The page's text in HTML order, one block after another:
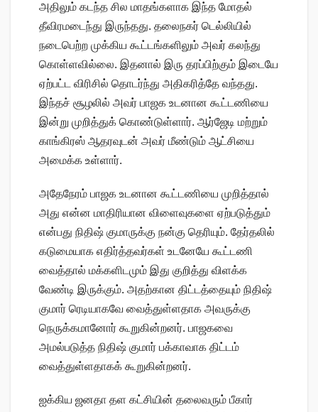
அதிலும் கடந்த சில மாதங்களாக இந்த மோதல்
தீவிரமடைந்து இருந்தது. தலைநகர் டெல்லியில்
நடைபெற்ற முக்கிய கூட்டங்களிலும் அவர் கலந்து
கொள்ளவில்லை. இதனால் இரு தரப்பிற்கும் இடையே
ஏற்பட்ட விரிசில் தொடர்ந்து அதிகரித்தே வந்தது.
இந்தச் சூழலில் அவர் பாஜக உடனான கூட்டணியை
இன்று முறித்துக் கொண்டுள்ளார். ஆர்ஜேடி மற்றும்
காங்கிரஸ் ஆதரவுடன் அவர் மீண்டும் ஆட்சியை
அமைக்க உள்ளார்.
அதேநேரம் பாஜக உடனான கூட்டணியை முறித்தால்
அது என்ன மாதிரியான விளைவுகளை ஏற்படுத்தும்
என்பது நிதிஷ் குமாருக்கு நன்கு தெரியும். தேர்தலில்
கடுமையாக எதிர்த்தவர்கள் உடனேயே கூட்டணி
வைத்தால் மக்களிடமும் இது குறித்து விளக்க
வேண்டி இருக்கும். அதற்கான திட்டத்தையும் நிதிஷ்
குமார் ரெடியாகவே வைத்துள்ளதாக அவருக்கு
நெருக்கமானோர் கூறுகின்றனர். பாஜகவை
அமல்படுத்த நிதிஷ் குமார் பக்காவாக திட்டம்
வைத்துள்ளதாகக் கூறுகின்றனர்.
ஐக்கிய ஜனதா தள கட்சியின் தலைவரும் பீகார்